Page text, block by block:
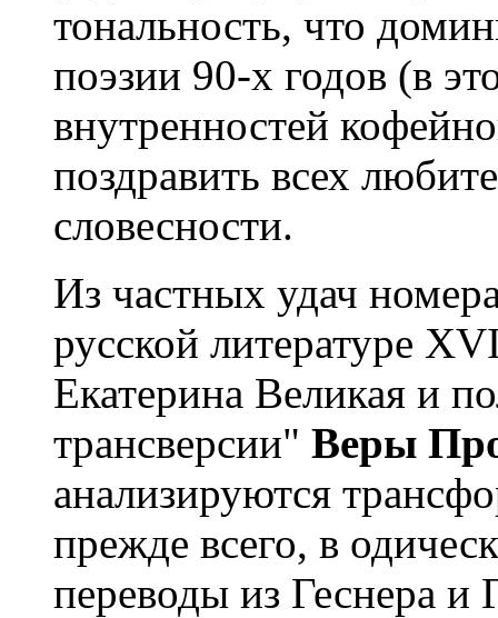
тональность, что
поэзии 90-х годов (в
внутренностей
поздравить всех
словесности.
Из частных удач
русской литературе
Екатерина Великая и
трансверсии" Веры
анализируются
прежде всего, в
переводы из Геснера и